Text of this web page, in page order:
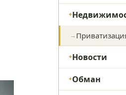
Новости
Обман